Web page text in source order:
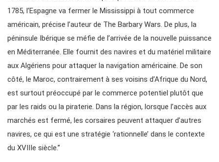
1785, l’Espagne va fermer le Mississippi à tout commerce
américain, précise l’auteur de The Barbary Wars. De plus, la
péninsule Ibérique se méfie de l’arrivée de la nouvelle puissance
en Méditerranée. Elle fournit des navires et du matériel militaire
aux Algériens pour attaquer la navigation américaine. De son
côté, le Maroc, contrairement à ses voisins d’Afrique du Nord,
est surtout préoccupé par le commerce potentiel plutôt que
par les raids ou la piraterie. Dans la région, lorsque l’accès aux
marchés est fermé, les corsaires peuvent attaquer d’autres
navires, ce qui est une stratégie ‘rationnelle’ dans le contexte
du XVIIIe siècle.”